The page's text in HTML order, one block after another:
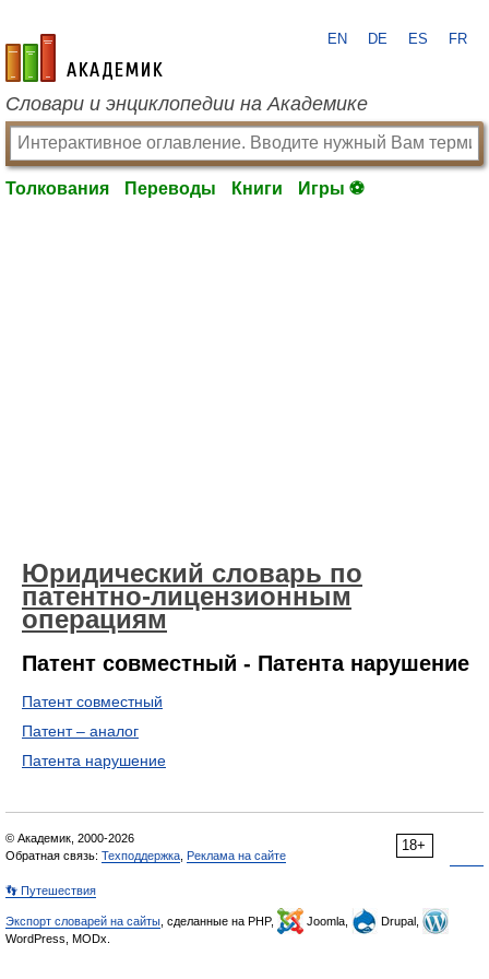
academic.ru
EN DE ES FR
Словари и энциклопедии на Академике
Толкования Переводы Книги Игры ⚽
Юридический словарь по
патентно-лицензионным
операциям
Патент совместный - Патента нарушение
Патент совместный
Патент – аналог
Патента нарушение
18+
© Академик, 2000-2026
Обратная связь: Техподдержка Реклама на сайте
👣 Путешествия
Экспорт словарей на сайты , сделанные на PHP, Joomla,
Drupal,
WordPress, MODx.